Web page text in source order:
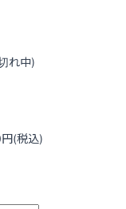
れ中)
円(税込)